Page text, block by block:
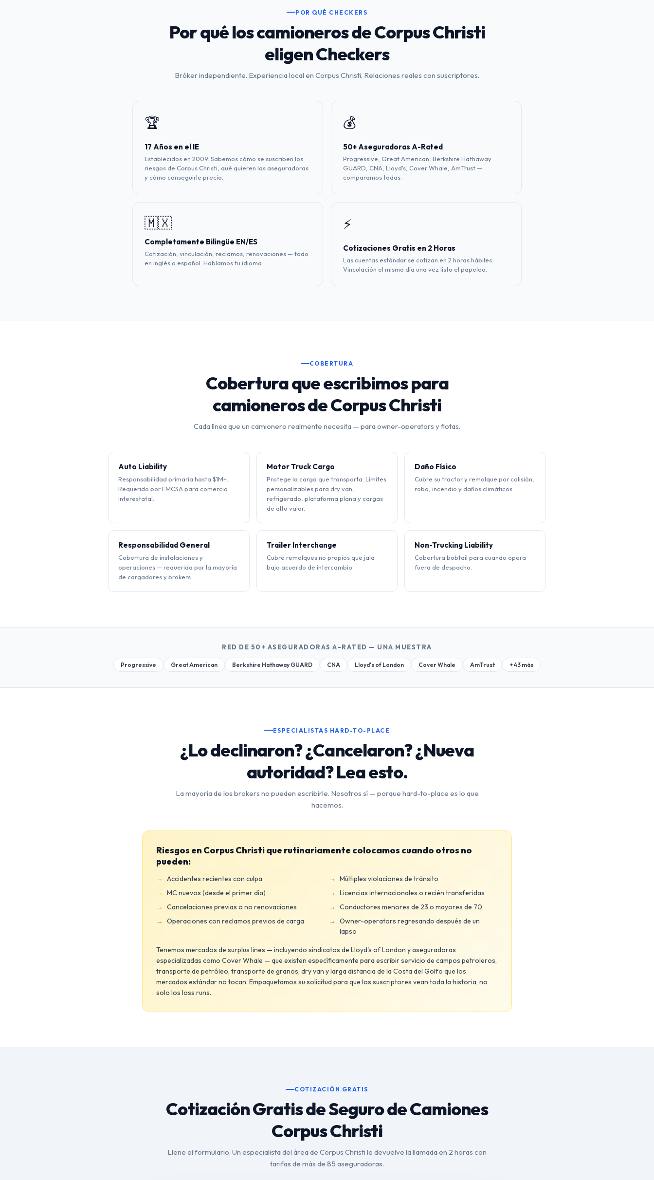
POR QUÉ CHECKERS
Por qué los camioneros de Corpus Christi
eligen Checkers
Bróker independiente. Experiencia local en Corpus Christi. Relaciones reales con suscriptores.
🏆
17 Años en el IE
Establecidos en 2009. Sabemos cómo se suscriben los
riesgos de Corpus Christi, qué quieren las aseguradoras
y cómo conseguirle precio.
💰
50+ Aseguradoras A-Rated
Progressive, Great American, Berkshire Hathaway
GUARD, CNA, Lloyd's, Cover Whale, AmTrust —
comparamos todas.
🇲🇽
Completamente Bilingüe EN/ES
Cotización, vinculación, reclamos, renovaciones — todo
en inglés o español. Hablamos tu idioma.
⚡
Cotizaciones Gratis en 2 Horas
Las cuentas estándar se cotizan en 2 horas hábiles.
Vinculación el mismo día una vez listo el papeleo.
COBERTURA
Cobertura que escribimos para
camioneros de Corpus Christi
Cada línea que un camionero realmente necesita — para owner-operators y flotas.
Auto Liability
Responsabilidad primaria hasta $1M+.
Requerido por FMCSA para comercio
interestatal.
Motor Truck Cargo
Protege la carga que transporta. Límites
personalizables para dry van,
refrigerado, plataforma plana y cargas
de alto valor.
Daño Físico
Cubre su tractor y remolque por colisión,
robo, incendio y daños climáticos.
Responsabilidad General
Cobertura de instalaciones y
operaciones — requerida por la mayoría
de cargadores y brokers.
Trailer Interchange
Cubre remolques no propios que jala
bajo acuerdo de intercambio.
Non-Trucking Liability
Cobertura bobtail para cuando opera
fuera de despacho.
RED DE 50+ ASEGURADORAS A-RATED — UNA MUESTRA
Progressive Great American Berkshire Hathaway GUARD CNA Lloyd's of London Cover Whale AmTrust + 43 más
ESPECIALISTAS HARD-TO-PLACE
¿Lo declinaron? ¿Cancelaron? ¿Nueva
autoridad? Lea esto.
La mayoría de los brokers no pueden escribirle. Nosotros sí — porque hard-to-place es lo que
hacemos.
Riesgos en Corpus Christi que rutinariamente colocamos cuando otros no
pueden:
Accidentes recientes con culpa
Múltiples violaciones de tránsito
MC nuevos (desde el primer día)
Licencias internacionales o recién transferidas
Cancelaciones previas o no renovaciones
Conductores menores de 23 o mayores de 70
Operaciones con reclamos previos de carga
Owner-operators regresando después de un
lapso
Tenemos mercados de surplus lines — incluyendo sindicatos de Lloyd's of London y aseguradoras
especializadas como Cover Whale — que existen específicamente para escribir servicio de campos petroleros,
transporte de petróleo, transporte de granos, dry van y larga distancia de la Costa del Golfo que los
mercados estándar no tocan. Empaquetamos su solicitud para que los suscriptores vean toda la historia, no
solo los loss runs.
COTIZACIÓN GRATIS
Cotización Gratis de Seguro de Camiones
Corpus Christi
Llene el formulario. Un especialista del área de Corpus Christi le devuelve la llamada en 2 horas con
tarifas de más de 85 aseguradoras.